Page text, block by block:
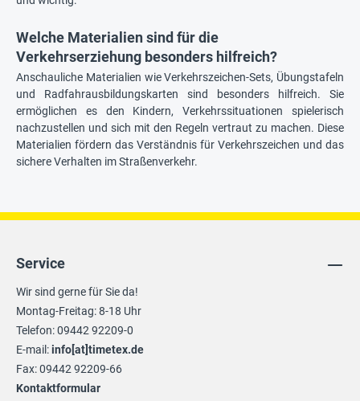
Welche Materialien sind für die
Verkehrserziehung besonders hilfreich?
Anschauliche Materialien wie Verkehrszeichen-Sets, Übungstafeln
und Radfahrausbildungskarten sind besonders hilfreich. Sie
ermöglichen es den Kindern, Verkehrssituationen spielerisch
nachzustellen und sich mit den Regeln vertraut zu machen. Diese
Materialien fördern das Verständnis für Verkehrszeichen und das
sichere Verhalten im Straßenverkehr.
Service
Wir sind gerne für Sie da!
Montag-Freitag: 8-18 Uhr
Telefon: 09442 92209-0
E-mail:info[at]timetex.de
Fax: 09442 92209-66
Kontaktformular